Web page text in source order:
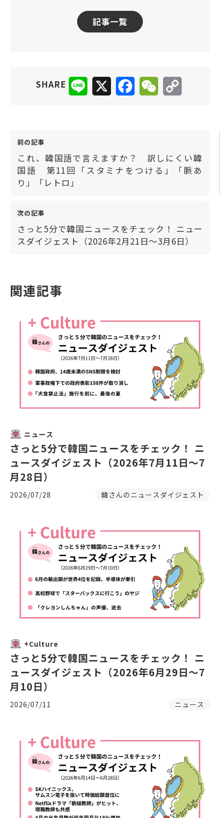
記事一覧
SHARE Line FacebookWeChat
前の記事
これ、韓国語で言えますか？ 訳しにくい韓
国語 第11回「スタミナをつける」「脈あ
り」「レトロ」
次の記事
さっと5分で韓国ニュースをチェック！ ニュー
スダイジェスト（2026年2月21日～3月6日）
関連記事
ニュース
さっと5分で韓国ニュースをチェック！ ニ
ュースダイジェスト（2026年7月11日～7
月28日）
2026/07/28 韓さんのニュースダイジェスト
+Culture
さっと5分で韓国ニュースをチェック！ ニ
ュースダイジェスト（2026年6月29日～7
月10日）
2026/07/11 ニュース